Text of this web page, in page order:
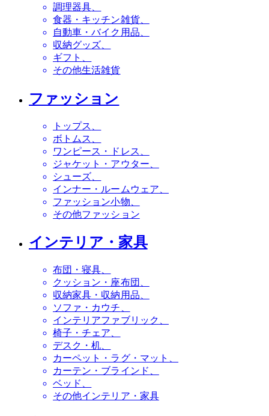
調理器具
食器・キッチン雑貨
自動車・バイク用品
収納グッズ
ギフト
その他生活雑貨
ファッション
トップス
ボトムス
ワンピース・ドレス
ジャケット・アウター
シューズ
インナー・ルームウェア
ファッション小物
その他ファッション
インテリア・家具
布団・寝具
クッション・座布団
収納家具・収納用品
ソファ・カウチ
インテリアファブリック
椅子・チェア
デスク・机
カーペット・ラグ・マット
カーテン・ブラインド
ベッド
その他インテリア・家具